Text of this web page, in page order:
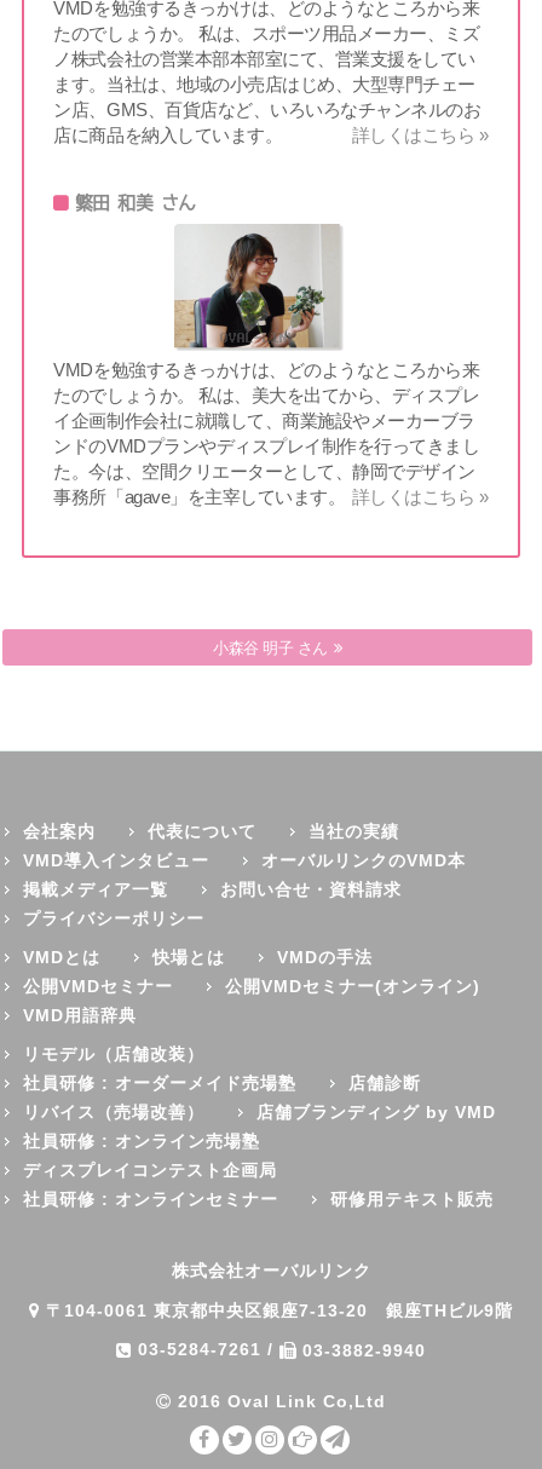
VMDを勉強するきっかけは、どのようなところから来
たのでしょうか。 私は、スポーツ用品メーカー、ミズ
ノ株式会社の営業本部本部室にて、営業支援をしてい
ます。当社は、地域の小売店はじめ、大型専門チェー
ン店、GMS、百貨店など、いろいろなチャンネルのお
店に商品を納入しています。
詳しくはこちら »
繁田 和美 さん
VMDを勉強するきっかけは、どのようなところから来
たのでしょうか。 私は、美大を出てから、ディスプレ
イ企画制作会社に就職して、商業施設やメーカーブラ
ンドのVMDプランやディスプレイ制作を行ってきまし
た。今は、空間クリエーターとして、静岡でデザイン
事務所「agave」を主宰しています。
詳しくはこちら »
杉島 誠 さん
小森谷 明子 さん
会社案内 代表について
当社の実績
VMD導入インタビュー
オーバルリンクのVMD本
掲載メディア一覧
お問い合せ・資料請求
プライバシーポリシー
VMDとは
快場とは
VMDの手法
公開VMDセミナー
公開VMDセミナー(オンライン)
VMD用語辞典
リモデル（店舗改装）
社員研修 : オーダーメイド売場塾
店舗診断
リバイス（売場改善）
店舗ブランディング by VMD
社員研修 : オンライン売場塾
ディスプレイコンテスト企画局
社員研修 : オンラインセミナー
研修用テキスト販売
株式会社オーバルリンク
〒104-0061 東京都中央区銀座7-13-20 銀座THビル9階
03-5284-7261 / 03-3882-9940
2016 Oval Link Co,Ltd